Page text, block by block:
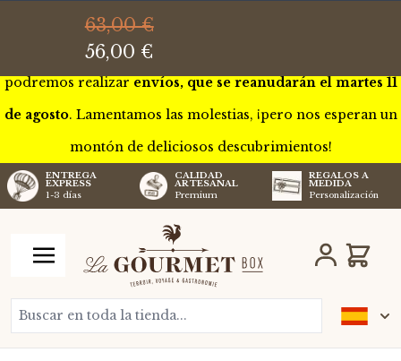
Esta semana estaremos de gira por Francia para conocer a
algunos de nuestros futuros artesanos. Por este motivo, no
podremos realizar envíos, que se reanudarán el martes 11
de agosto. Lamentamos las molestias, ¡pero nos esperan un
montón de deliciosos descubrimientos!
ENTREGA
EXPRESS
1-3 días
CALIDAD
ARTESANAL
Premium
REGALOS A
MEDIDA
Personalización
Buscar en toda la tienda...
Carro
63,00 €
56,00 €